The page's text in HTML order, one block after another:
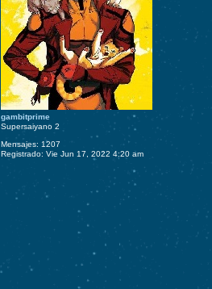
gambitprime
Supersaiyano 2
Mensajes: 1207
Registrado: Vie Jun 17, 2022 4:20 am